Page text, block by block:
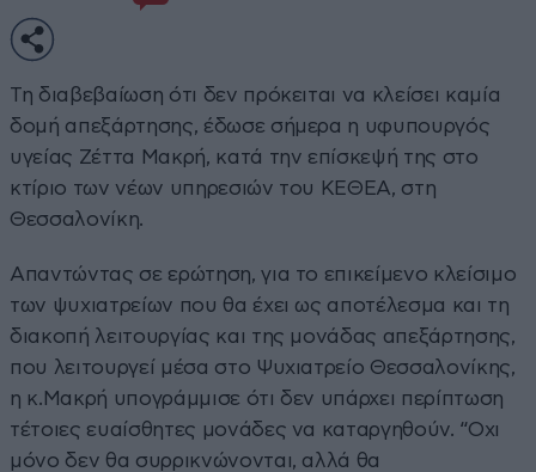
Τη διαβεβαίωση ότι δεν πρόκειται να κλείσει καμία
δομή απεξάρτησης, έδωσε σήμερα η υφυπουργός
υγείας Ζέττα Μακρή, κατά την επίσκεψή της στο
κτίριο των νέων υπηρεσιών του ΚΕΘΕΑ, στη
Θεσσαλονίκη.
Απαντώντας σε ερώτηση, για το επικείμενο κλείσιμο
των ψυχιατρείων που θα έχει ως αποτέλεσμα και τη
διακοπή λειτουργίας και της μονάδας απεξάρτησης,
που λειτουργεί μέσα στο Ψυχιατρείο Θεσσαλονίκης,
η κ.Μακρή υπογράμμισε ότι δεν υπάρχει περίπτωση
τέτοιες ευαίσθητες μονάδες να καταργηθούν. “Οχι
μόνο δεν θα συρρικνώνονται, αλλά θα